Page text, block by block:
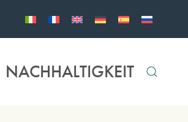
NACHHALTIGKEIT